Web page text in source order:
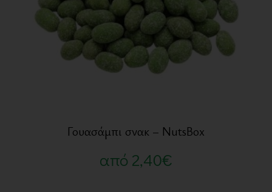
Γουασάμπι σνακ – NutsBox
από 2,40€